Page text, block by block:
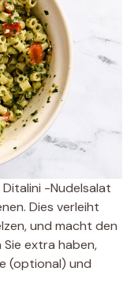
-Nudelsalat
Dies verleiht
und macht den
extra haben,
(optional) und